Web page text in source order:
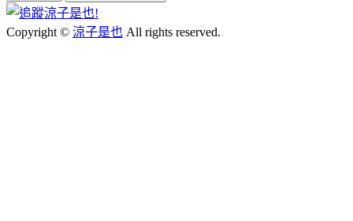
Copyright © 涼子是也 All rights reserved.